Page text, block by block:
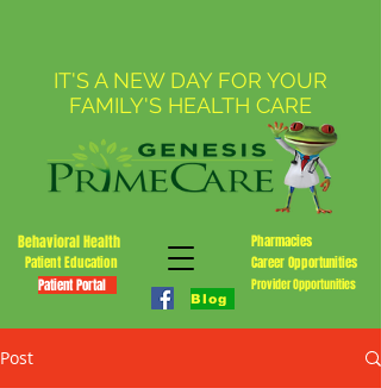
Provider Opportunities
Pharmacies
Patient Portal
Patient Education Career Opportunities
IT'S A NEW DAY FOR YOUR
FAMILY'S HEALTH CARE
Blog
Behavioral Health
Post